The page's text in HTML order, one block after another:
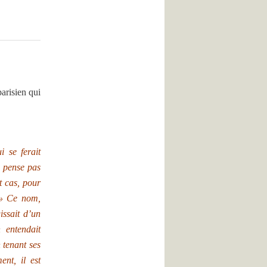
qui
se ferait
pas
cas, pour
Ce nom,
d’un
ses
il est